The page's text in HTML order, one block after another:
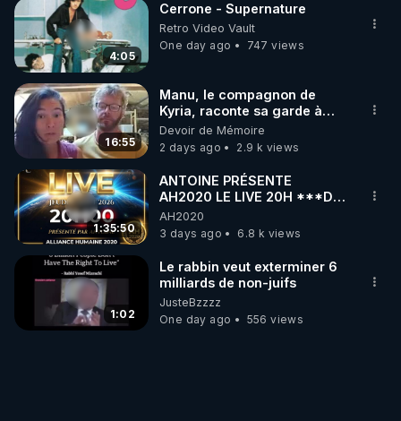
4:05
Cerrone - Supernature
Retro Video Vault
One day ago
747 views
16:55
Manu, le compagnon de
Kyria, raconte sa garde à
vue musclée. PARTAGEZ!
Devoir de Mémoire
2 days ago
2.9 k views
1:35:50
ANTOINE PRÉSENTE
AH2020 LE LIVE 20H ***DU
06/08/2026***
AH2020
3 days ago
6.8 k views
1:02
Le rabbin veut exterminer 6
milliards de non-juifs
JusteBzzzz
One day ago
556 views